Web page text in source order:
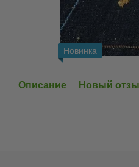
Новинка
Описание Новый